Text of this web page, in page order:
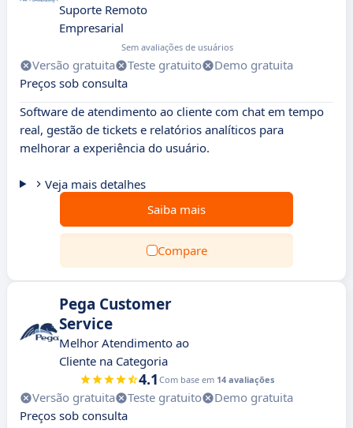
Suporte Remoto
Empresarial
Sem avaliações de usuários
Versão gratuita Teste gratuito
Demo gratuita
Preços sob consulta
Software de atendimento ao cliente com chat em tempo
real, gestão de tickets e relatórios analíticos para
melhorar a experiência do usuário.
Veja mais detalhes
Saiba mais
Compare
Pega Customer
Service
Melhor Atendimento ao
Cliente na Categoria
4.1 Com base em 14 avaliações
Versão gratuita Teste gratuito
Demo gratuita
Preços sob consulta